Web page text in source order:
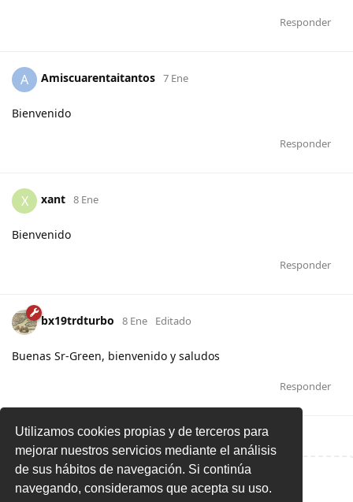
Utilizamos cookies propias y de terceros para
mejorar nuestros servicios mediante el análisis
de sus hábitos de navegación. Si continúa
navegando, consideramos que acepta su uso.
Responder
A Amiscuarentaitantos 7 Ene
Bienvenido
Responder
X xant 8 Ene
Bienvenido
Responder
bx19trdturbo 8 Ene Editado
Buenas Sr-Green, bienvenido y saludos
Responder
Escribe una respuesta...